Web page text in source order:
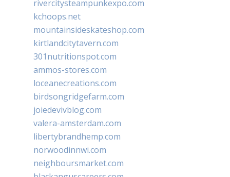
rivercitysteampunkexpo.com
kchoops.net
mountainsideskateshop.com
kirtlandcitytavern.com
301nutritionspot.com
ammos-stores.com
loceanecreations.com
birdsongridgefarm.com
joiedevivblog.com
valera-amsterdam.com
libertybrandhemp.com
norwoodinnwi.com
neighboursmarket.com